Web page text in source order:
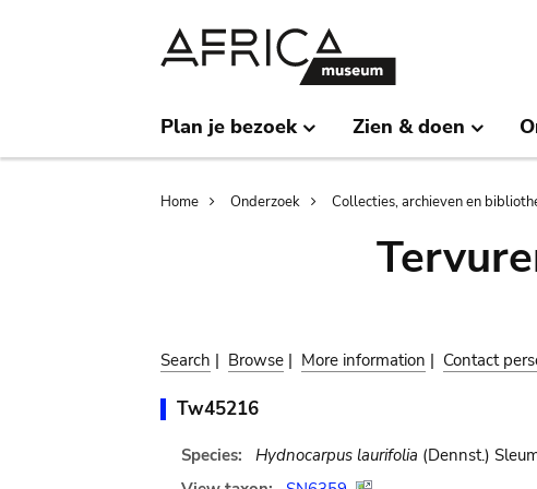
Plan je bezoek Zien & doen
Breadcrumb
Home Onderzoek Collecties, archieven en
Search | Browse | More information | Contact
Tw45216
Species: Hydnocarpus laurifolia (Dennst.)